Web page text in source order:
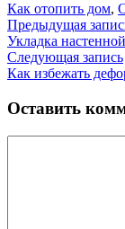
Как отопить дом,
Предыдущая
Укладка
Следующая запись
Как избежать
Оставить